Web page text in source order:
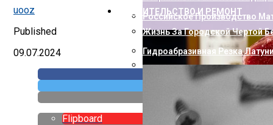
Как Пополнить Стим:
Российское Производство
СТРОИТЕЛЬСТВО И РЕМОНТ
Жизнь За Городской Чертой
Гидроабразивная Резка
uooz
Published
09.07.2024
Flipboard